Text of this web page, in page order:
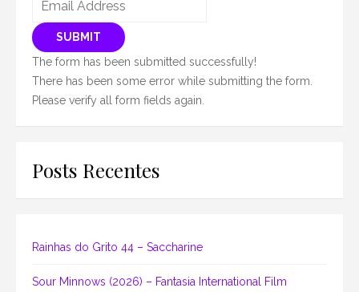
SUBMIT
The form has been submitted successfully!
There has been some error while submitting the form.
Please verify all form fields again.
Posts Recentes
Rainhas do Grito 44 – Saccharine
Sour Minnows (2026) – Fantasia International Film